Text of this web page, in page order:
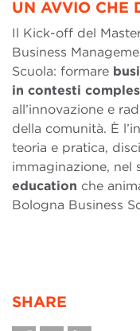
UN AVVIO CHE
Il Kick-off del
Business
Scuola: formare
in contesti
all’innovazione e
della comunità. È
teoria e pratica,
immaginazione, nel
education che
Bologna Business
SHARE